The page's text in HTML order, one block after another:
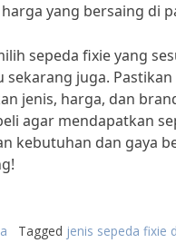
yang bersaing di
sepeda fixie yang
sekarang juga.
jenis, harga, dan
agar mendapatkan
kebutuhan dan gaya
Tagged jenis sepeda fixie